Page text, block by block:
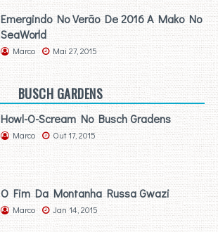
Emergindo No Verão De 2016 A Mako No
SeaWorld
Marco Mai 27, 2015
BUSCH GARDENS
Howl-O-Scream No Busch Gradens
Marco Out 17, 2015
O Fim Da Montanha Russa Gwazi
Marco Jan 14, 2015